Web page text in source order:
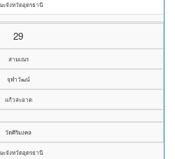
ะจังหวัดอุดรธานี
29
สามเณร
จุฬาวัฒน์
แก้วสะอาด
วัดศิริมงคล
ะจังหวัดอุดรธานี